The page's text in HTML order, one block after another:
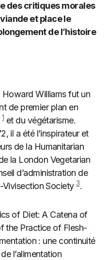
des critiques morales
et place le
de l’histoire
Howard Williams fut un
de premier plan en
1et du végétarisme.
il a été l’inspirateur et
de la Humanitarian
la London Vegetarian
d’administration de
Vivisection Society3.
of Diet: A Catena of
the Practice of Flesh-
: une continuité
l’alimentation